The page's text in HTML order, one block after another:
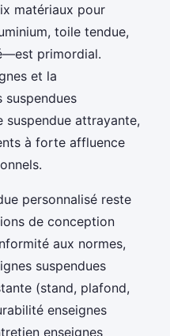
matériaux pour
toile tendue,
primordial.
et la
suspendues
suspendue attrayante,
à forte affluence
personnalisé reste
de conception
aux normes,
suspendues
(stand, plafond,
enseignes
enseignes